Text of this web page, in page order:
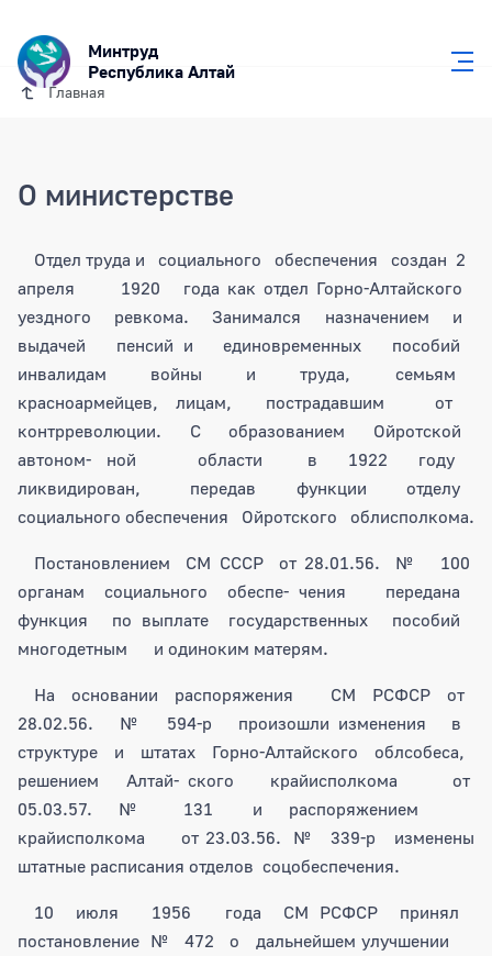
Минтруд
Республика Алтай
Главная
О министерстве
Отдел труда и социального обеспечения создан 2
апреля 1920 года как отдел Горно-Алтайского
уездного ревкома. Занимался назначением и
выдачей пенсий и единовременных пособий
инвалидам войны и труда, семьям
красноармейцев, лицам, пострадавшим от
контрреволюции. С образованием Ойротской
автоном- ной области в 1922 году
ликвидирован, передав функции отделу
социального обеспечения Ойротского облисполкома.
Постановлением СМ СССР от 28.01.56. № 100
органам социального обеспе- чения передана
функция по выплате государственных пособий
многодетным и одиноким матерям.
На основании распоряжения СМ РСФСР от
28.02.56. № 594-р произошли изменения в
структуре и штатах Горно-Алтайского облсобеса,
решением Алтай- ского крайисполкома от
05.03.57. № 131 и распоряжением
крайисполкома от 23.03.56. № 339-р изменены
штатные расписания отделов соцобеспечения.
10 июля 1956 года СМ РСФСР принял
постановление № 472 о дальнейшем улучшении